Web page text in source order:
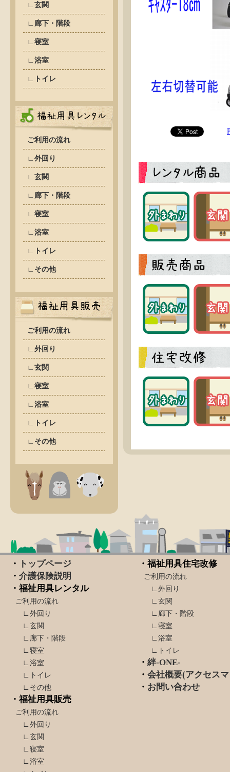
∟玄関
∟廊下・階段
∟寝室
∟浴室
∟トイレ
ご利用の流れ
∟外回り
∟玄関
∟廊下・階段
∟寝室
∟浴室
∟トイレ
∟その他
ご利用の流れ
∟外回り
∟玄関
∟寝室
∟浴室
∟トイレ
∟その他
・
トップページ
・ 介護保険説明
・福祉用具レンタル
ご利用の流れ
∟外回り
∟玄関
∟廊下・階段
∟寝室
∟浴室
∟トイレ
∟その他
・福祉用具販売
ご利用の流れ
∟外回り
∟玄関
∟寝室
∟浴室
・福祉用具住宅改修
ご利用の流れ
∟外回り
∟玄関
∟廊下・階段
∟寝室
∟浴室
∟トイレ
・ 絆-ONE-
・ 会社概要(アクセス
・ お問い合わせ